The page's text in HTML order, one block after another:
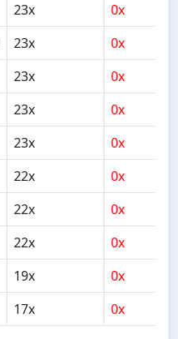
23x 0x
23x 0x
23x 0x
23x 0x
23x 0x
22x 0x
22x 0x
22x 0x
19x 0x
17x 0x